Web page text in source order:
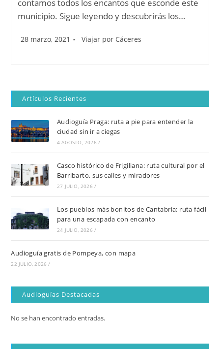
contamos todos los encantos que esconde este
municipio. Sigue leyendo y descubrirás los…
28 marzo, 2021 Viajar por Cáceres
Artículos Recientes
Audioguía Praga: ruta a pie para entender la
ciudad sin ir a ciegas
4 AGOSTO, 2026 /
Casco histórico de Frigiliana: ruta cultural por el
Barribarto, sus calles y miradores
27 JULIO, 2026 /
Los pueblos más bonitos de Cantabria: ruta fácil
para una escapada con encanto
24 JULIO, 2026 /
Audioguía gratis de Pompeya, con mapa
22 JULIO, 2026 /
Audioguías Destacadas
No se han encontrado entradas.